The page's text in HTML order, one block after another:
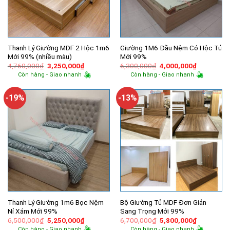
Thanh Lý Giường MDF 2 Hộc 1m6
Mới 99% (nhiều màu)
4,760,000₫ Giá
gốc
là:
3,250,000₫Giá
hiện
tại
3,250,000₫.
Còn hàng - Giao nhanh
Giường 1M6 Đầu Nệm Có Hộc Tủ
Mới 99%
6,300,000₫ Giá
gốc
là:
4,000,000₫Giá
hiện
tại
Còn hàng - Giao nhanh
-19%
Thanh Lý Giường 1m6 Bọc Nệm
Nỉ Xám Mới 99%
6,500,000₫ Giá
gốc
5,250,000₫Giá
hiện
-13%
Bộ Giường Tủ MDF Đơn Giản
Sang Trọng Mới 99%
6,700,000₫ Giá
gốc
5,800,000₫Giá
hiện